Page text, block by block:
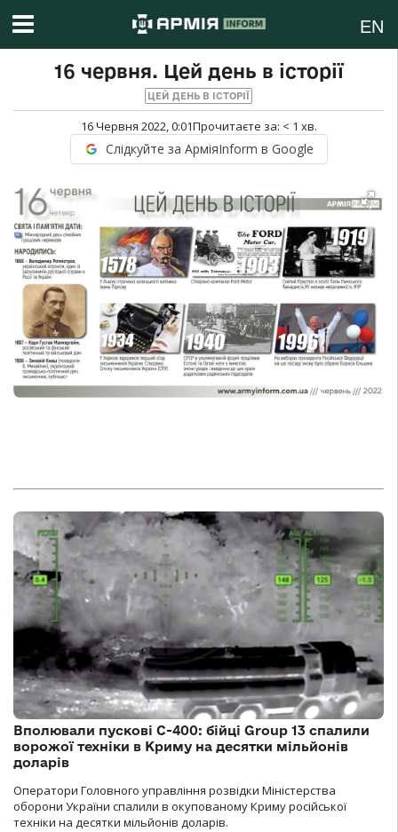
EN
16 червня. Цей день в історії
ЦЕЙ ДЕНЬ В ІСТОРІЇ
16 Червня 2022, 0:01Прочитаєте за: < 1 хв.
Слідкуйте за АрміяInform в Google
Вполювали пускові С-400: бійці Group 13 спалили
ворожої техніки в Криму на десятки мільйонів
доларів
Оператори Головного управління розвідки Міністерства
оборони України спалили в окупованому Криму російської
техніки на десятки мільйонів доларів.